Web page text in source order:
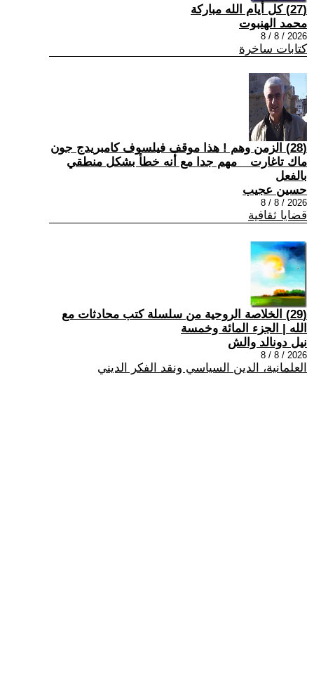
(27) كل أيام الله مباركة
محمد الهنبوت
2026 / 8 / 8
كتابات ساخرة
(28) الزمن وهم ! هذا موقف فيلسوف كامبريدج جون
ماك تاغارت _ مهم جدا مع أنه خطأ بشكل منطقي
بالفعل
حسين عجيب
2026 / 8 / 8
قضايا ثقافية
(29) الخلاصة الروحية من سلسلة كتب محادثات مع
الله | الجزء المائة وخمسة
نيل دونالد والش
2026 / 8 / 8
العلمانية، الدين السياسي ونقد الفكر الديني